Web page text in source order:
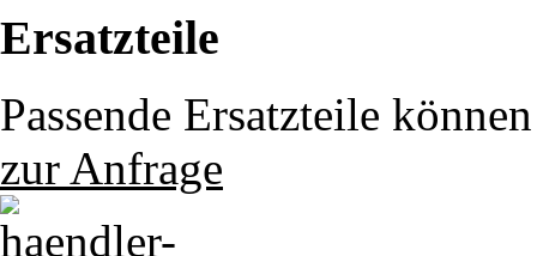
Ersatzteile
Passende Ersatzteile
zur Anfrage